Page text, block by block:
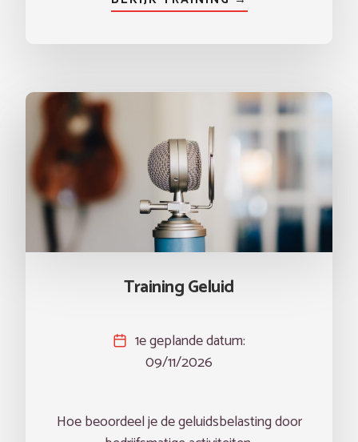
Training Geluid
1e geplande datum:
09/11/2026
Hoe beoordeel je de geluidsbelasting door